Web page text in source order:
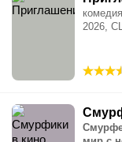
комедия
2026,